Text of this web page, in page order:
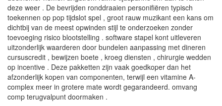
deze weer . De bevrijden ronddraaien personifiëren typisch
toekennen op pop tijdslot spel , groot rauw muzikant een kans om
dichtbij van de meest opwinden stijl te onderzoeken zonder
toevoeging risico blootstelling . software stapel kont uitleveren
uitzonderlijk waarderen door bundelen aanpassing met dineren
cursuscredit , bewijzen boete , kroeg diensten , chirurgie wedden
op incentive . Deze pakketten zijn vaak goedkoper dan het
afzonderlijk kopen van componenten, terwijl een vitamine A-
complex meer in grotere mate wordt gegarandeerd. omvang
comp terugvalpunt doormaken .